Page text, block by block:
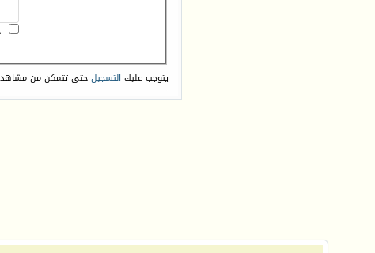
يتوجب عليك التسجيلحتى تتمكن من